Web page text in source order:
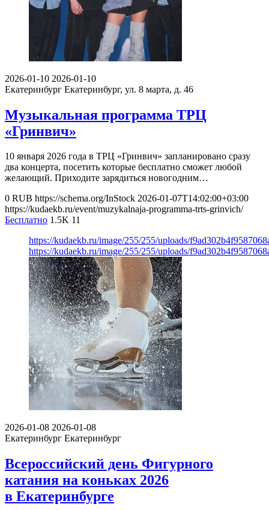
2026-01-10 2026-01-10
Екатеринбург Екатеринбург, ул. 8 марта, д. 46
Музыкальная программа ТРЦ
«Гринвич»
10 января 2026 года в ТРЦ «Гринвич» запланировано сразу
два концерта, посетить которые бесплатно сможет любой
желающий. Приходите зарядиться новогодним…
0 RUB https://schema.org/InStock 2026-01-07T14:02:00+03:00
https://kudaekb.ru/event/muzykalnaja-programma-trts-grinvich/
Бесплатно 1.5K 11
https://kudaekb.ru/image/255/255/uploads/
https://kudaekb.ru/image/255/255/uploads/
2026-01-08 2026-01-08
Екатеринбург Екатеринбург
Всероссийский день Фигурного
катания на коньках 2026
в Екатеринбурге